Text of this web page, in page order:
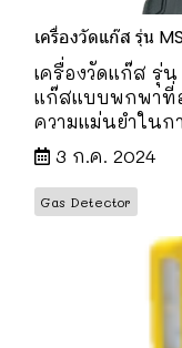
เครื่องวัดแก๊ส รุ่น
เครื่องวัดแก๊ส รุ่
แก๊สแบบพกพาที่
ความแม่นยำใน
3 ก.ค. 2024
Gas Detector